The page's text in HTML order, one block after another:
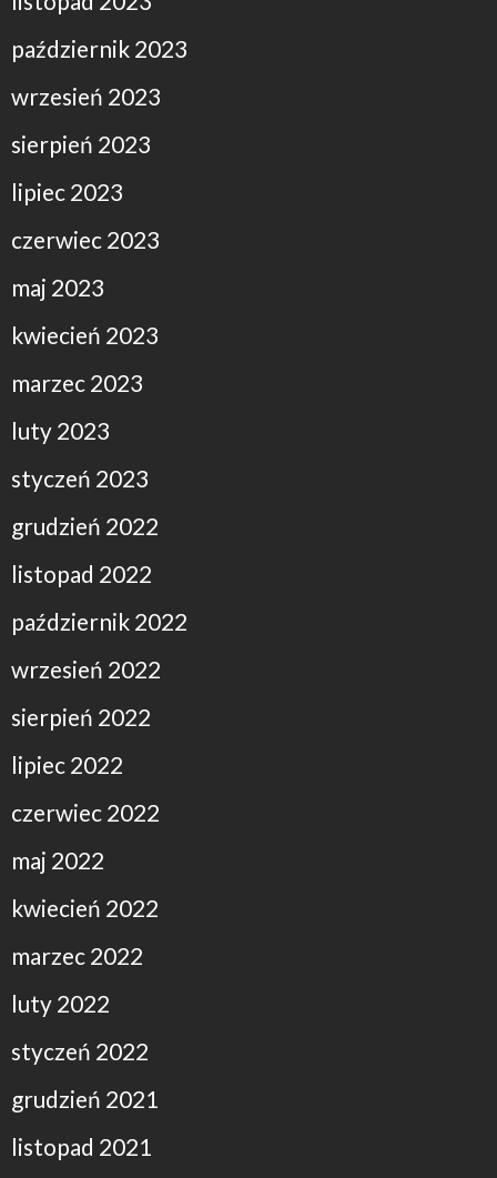
październik 2023
wrzesień 2023
sierpień 2023
lipiec 2023
czerwiec 2023
maj 2023
kwiecień 2023
marzec 2023
luty 2023
styczeń 2023
grudzień 2022
listopad 2022
październik 2022
wrzesień 2022
sierpień 2022
lipiec 2022
czerwiec 2022
maj 2022
kwiecień 2022
marzec 2022
luty 2022
styczeń 2022
grudzień 2021
listopad 2021